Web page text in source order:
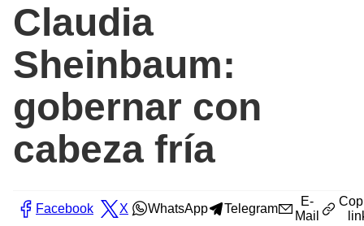
Claudia
Sheinbaum:
gobernar con
cabeza fría
Facebook X WhatsApp Telegram
E-
Mail